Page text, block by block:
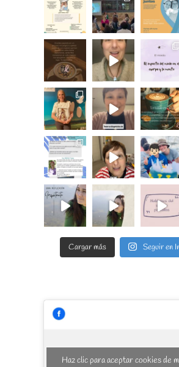
Cargar más Seguir en
Haz clic para aceptar cookies de